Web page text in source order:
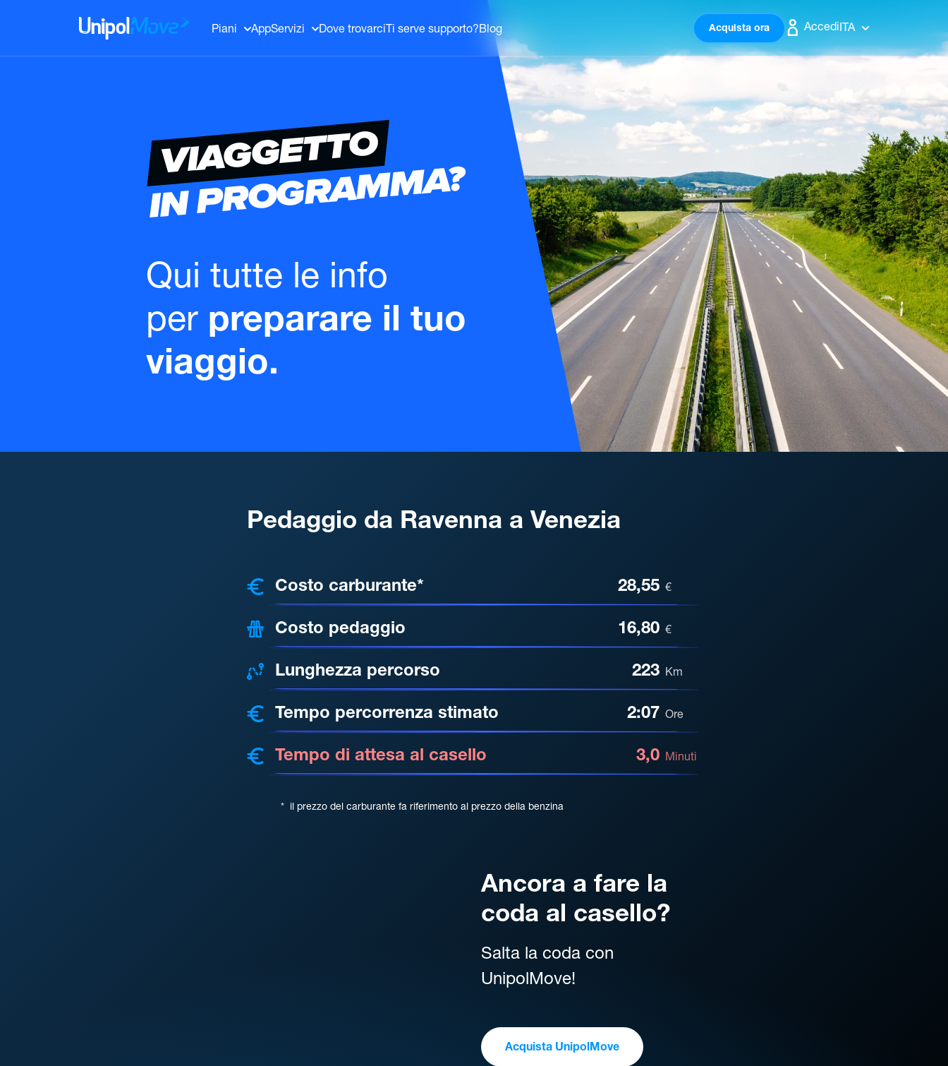
UnipolMove Piani AppServizi Dove trovarci Ti serve supporto?Blog Acquista ora AccediITA
VIAGGETTO
IN PROGRAMMA?
Qui tutte le info
per preparare il tuo
viaggio.
Pedaggio da Ravenna a Venezia
Costo carburante* 28,55 €
Costo pedaggio 16,80 €
Lunghezza percorso 223 Km
Tempo percorrenza stimato 2:07 Ore
Tempo di attesa al casello 3,0 Minuti
* il prezzo del carburante fa riferimento al prezzo della benzina
Ancora a fare la
coda al casello?
Salta la coda con
UnipolMove!
Acquista UnipolMove